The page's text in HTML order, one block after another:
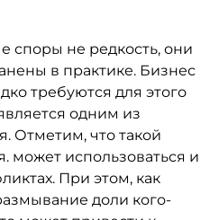
споры не редкость, они
в практике. Бизнес
требуются для этого
одним из
Отметим, что такой
может использоваться и
При этом, как
доли кого-